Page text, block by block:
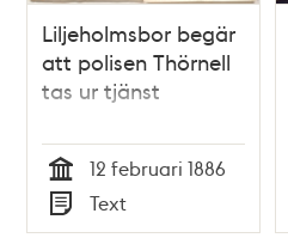
Liljeholmsbor begär
att polisen Thörnell
tas ur tjänst
Tid
12 februari 1886
Typ
Text